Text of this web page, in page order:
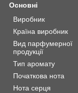
Основні
Виробник
Країна виробник
Вид парфумерної
продукції
Тип аромату
Початкова нота
Нота серця